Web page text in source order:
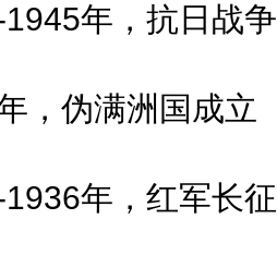
年，抗日战争
伪满洲国成立
年，红军长征